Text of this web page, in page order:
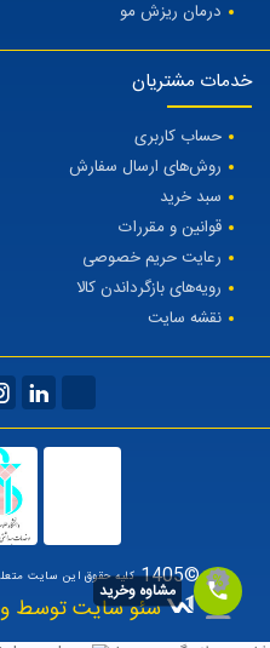
درمان ریزش مو
خدمات مشتریان
حساب کاربری
روش‌های ارسال سفارش
سبد خرید
قوانین و مقررات
رعایت حریم خصوصی
رویه‌های بازگرداندن کالا
نقشه سایت
©1405 کلیه حقوق این سایت
سئو سایت توسط
مشاوه وخرید